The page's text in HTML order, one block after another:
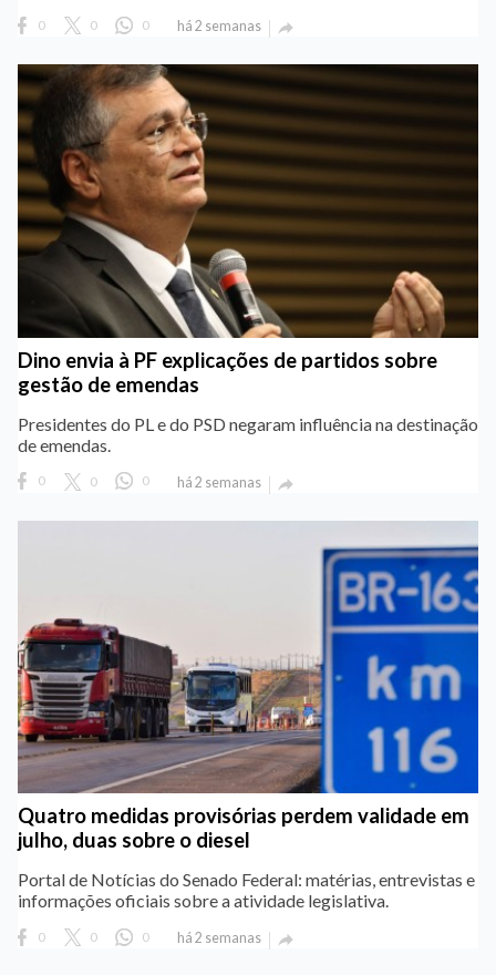
0 0 0 há 2 semanas 
Dino envia à PF explicações de partidos sobre
gestão de emendas
Presidentes do PL e do PSD negaram influência na destinação
de emendas.
0 0 0 há 2 semanas 
Quatro medidas provisórias perdem validade em
julho, duas sobre o diesel
Portal de Notícias do Senado Federal: matérias, entrevistas e
informações oficiais sobre a atividade legislativa.
0 0 0 há 2 semanas 